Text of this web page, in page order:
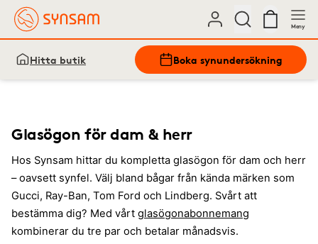
Meny
Hitta butik Boka synundersökning
Glasögon för dam & herr
Hos Synsam hittar du kompletta glasögon för dam och herr
– oavsett synfel. Välj bland bågar från kända märken som
Gucci, Ray-Ban, Tom Ford och Lindberg. Svårt att
bestämma dig? Med vårt glasögonabonnemang
kombinerar du tre par och betalar månadsvis.